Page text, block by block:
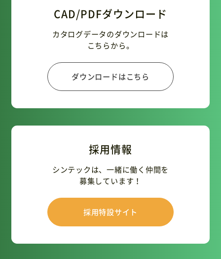
CAD/PDFダウンロード
カタログデータのダウンロードは
こちらから。
ダウンロードはこちら
採用情報
シンテックは、一緒に働く仲間を
募集しています！
採用特設サイト